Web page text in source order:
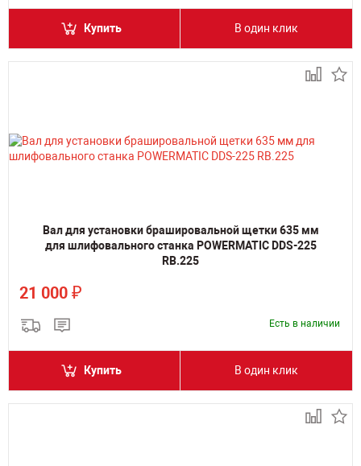
Купить В один клик
Вал для установки брашировальной щетки 635 мм
для шлифовального станка POWERMATIC DDS-225
RB.225
21 000 ₽
Есть в наличии
Купить В один клик